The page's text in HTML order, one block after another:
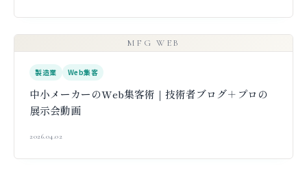
MFG WEB
製造業 Web集客
中小メーカーのWeb集客術｜技術者ブログ＋プロの
展示会動画
2026.04.02